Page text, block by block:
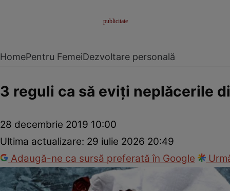
HomePentru FemeiDezvoltare personală
3 reguli ca să eviţi neplăcerile
28 decembrie 2019 10:00
Ultima actualizare: 29 iulie 2026 20:49
Adaugă-ne ca sursă preferată în Google